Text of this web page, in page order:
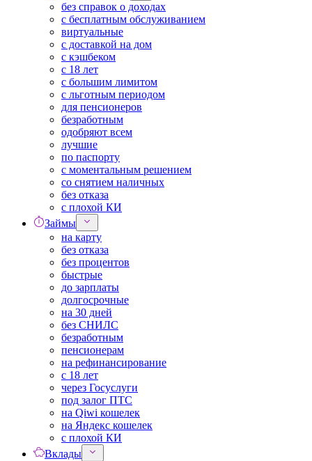
без справок о доходах
с бесплатным обслуживанием
виртуальные
с доставкой на дом
с кэшбеком
с 18 лет
с большим лимитом
с льготным периодом
для пенсионеров
безработным
одобряют всем
лучшие
по паспорту
с моментальным решением
со снятием наличных
без отказа
с плохой КИ
Займы
на карту
без отказа
без процентов
быстрые
до зарплаты
долгосрочные
на 30 дней
без СНИЛС
безработным
пенсионерам
на рефинансирование
с 18 лет
через Госуслуги
под залог ПТС
на Qiwi кошелек
на Яндекс кошелек
с плохой КИ
Вклады